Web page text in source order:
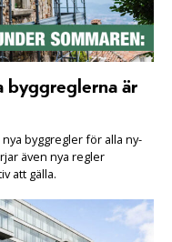
byggreglerna är
byggregler för alla ny-
även nya regler
att gälla.